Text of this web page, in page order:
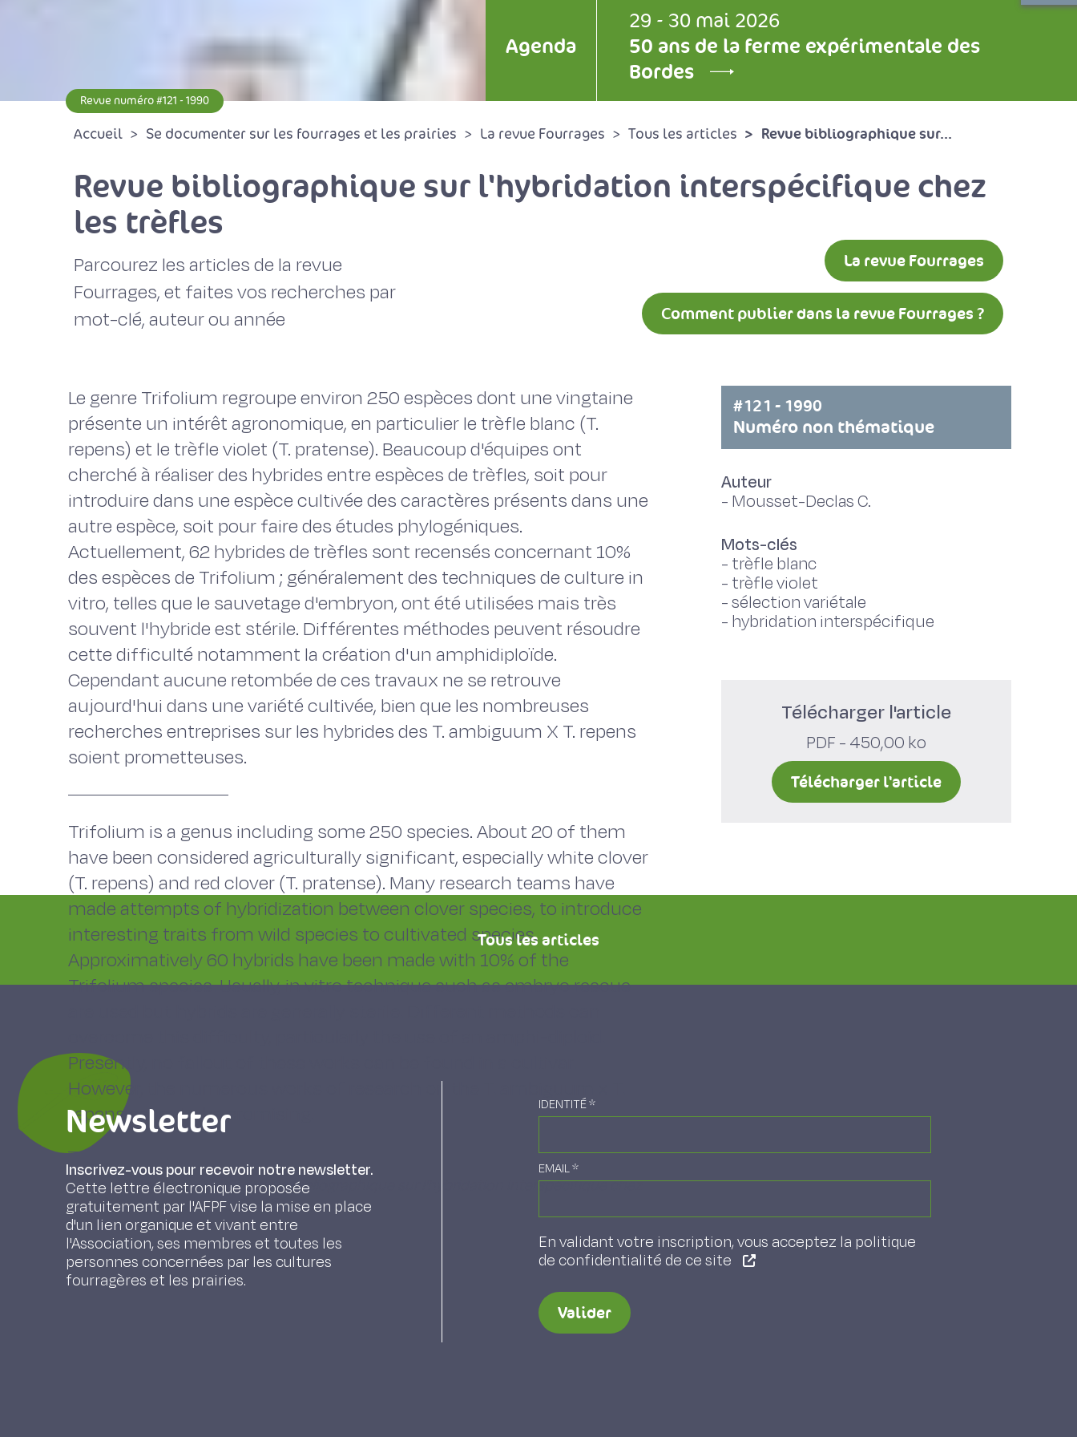
Agenda
29 - 30 mai 2026
50 ans de la ferme expérimentale des
Bordes
Revue numéro #121 - 1990
Accueil Se documenter sur les fourrages et les prairies La revue Fourrages Tous les articles Revue bibliographique sur...
Revue bibliographique sur l'hybridation interspécifique chez
les trèfles
Parcourez les articles de la revue
Fourrages, et faites vos recherches par
mot-clé, auteur ou année
La revue Fourrages
Comment publier dans la revue Fourrages ?
Le genre Trifolium regroupe environ 250 espèces dont une vingtaine
présente un intérêt agronomique, en particulier le trèfle blanc (T.
repens) et le trèfle violet (T. pratense). Beaucoup d'équipes ont
cherché à réaliser des hybrides entre espèces de trèfles, soit pour
introduire dans une espèce cultivée des caractères présents dans une
autre espèce, soit pour faire des études phylogéniques.
Actuellement, 62 hybrides de trèfles sont recensés concernant 10%
des espèces de Trifolium ; généralement des techniques de culture in
vitro, telles que le sauvetage d'embryon, ont été utilisées mais très
souvent l'hybride est stérile. Différentes méthodes peuvent résoudre
cette difficulté notamment la création d'un amphidiploïde.
Cependant aucune retombée de ces travaux ne se retrouve
aujourd'hui dans une variété cultivée, bien que les nombreuses
recherches entreprises sur les hybrides des T. ambiguum X T. repens
soient prometteuses.
Trifolium is a genus including some 250 species. About 20 of them
have been considered agriculturally significant, especially white clover
(T. repens) and red clover (T. pratense). Many research teams have
made attempts of hybridization between clover species, to introduce
interesting traits from wild species to cultivated species.
Approximatively 60 hybrids have been made with 10% of the
Trifolium species. Usually, in vitro technique such as embryo rescue
Presently, no fallout of these works can be found in a cultivar.
However, the numerous works of research on the T. ambiguum x T.
repens seem to be promising.
Mousset-Declas C. (1990). Revue bibliographique sur l'hybridation interspécifique chez
les trèfles, Fourrages 121, 79-87.
#121 - 1990
Numéro non thématique
Auteur
- Mousset-Declas C.
Mots-clés
- trèfle blanc
- trèfle violet
-sélection variétale
- hybridation interspécifique
Télécharger l'article
PDF - 450,00 ko
Télécharger l'article
Tous les articles
Newsletter
Inscrivez-vous pour recevoir notre newsletter.
Cette lettre électronique proposée
gratuitement par l'AFPF vise la mise en place
d'un lien organique et vivant entre
l'Association, ses membres et toutes les
personnes concernées par les cultures
fourragères et les prairies.
IDENTITÉ*
EMAIL*
En validant votre inscription, vous acceptez la politique
de confidentialité de ce site
Valider